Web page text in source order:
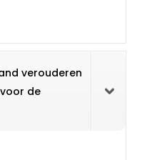
verouderen
de